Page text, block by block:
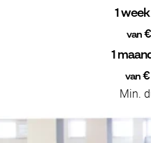
1
van€
1
van €
Min.